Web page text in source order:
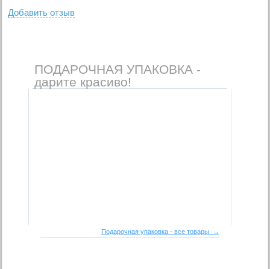
Добавить отзыв
ПОДАРОЧНАЯ УПАКОВКА -
дарите красиво!
Подарочная упаковка - все товары →